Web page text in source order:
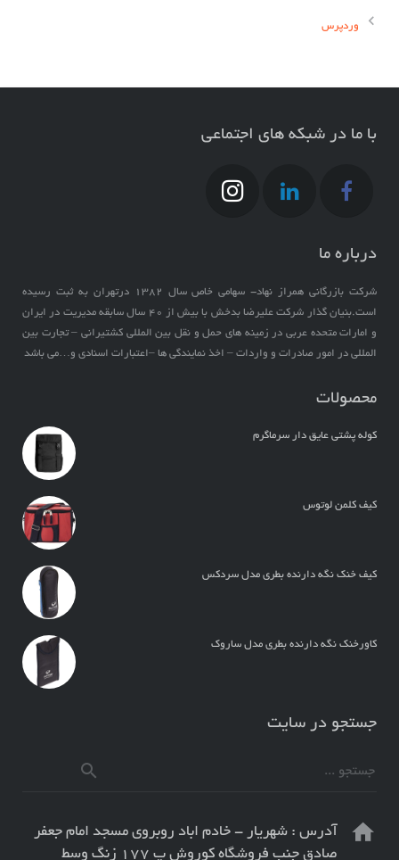
وردپرس
با ما در شبکه های اجتماعی
درباره ما
شرکت بازرگانی همراز نهاد- سهامی خاص سال ۱۳۸۲ درتهران به ثبت رسیده
است.بنیان گذار شرکت علیرضا بدخش با بیش از ۴۰ سال سابقه مدیریت در ایران
و امارات متحده عربی در زمینه های حمل و نقل بین المللی کشتیرانی – تجارت بین
المللی در امور صادرات و واردات – اخذ نمایندگی ها –اعتبارات اسنادی و…می باشد
محصولات
کوله پشتی عایق دار سرماگرم
کیف کلمن لوتوس
کیف خنک نگه دارنده بطری مدل سردکس
کاورخنک نگه دارنده بطری مدل ساروک
جستجو در سایت
آدرس : شهریار - خادم اباد روبروی مسجد امام جعفر
صادق جنب فروشگاه کوروش پ ۱۷۷ زنگ وسط